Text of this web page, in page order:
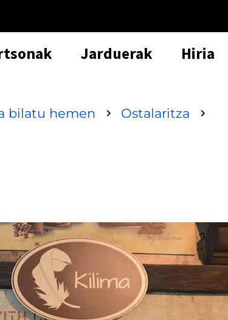
Jarduerak Hiria
bilatu hemen
Ostalaritza